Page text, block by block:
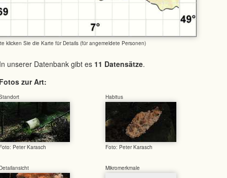
klicken Sie die Karte für Details (für angemeldete Personen)
unserer Datenbank gibt es 11 Datensätze.
zur Art:
Peter Karasch
Habitus
Foto: Peter Karasch
Mikromerkmale